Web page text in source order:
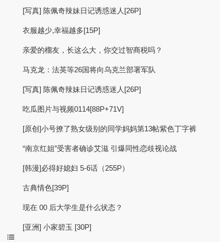
[写真] 陈佩奇辣妹日记诱惑迷人[26P]
衣服越少,幸福越多[15P]
亲爱的榴友，长这么大，你交过智商税吗？
马克龙：法英等26国将向乌克兰部署军队
[写真] 陈佩奇辣妹日记诱惑迷人[26P]
吃瓜图片与视频0114[88P+71V]
[原创]小号撩了熟女级别的同学妈妈第13帖紫色丁字裤
“南京红姐”受害者确诊艾滋 引爆同性恋歧视论战
[韩漫]必得好媳妇 5-6话（255P）
古典情色[39P]
现在 00 后大学生是什么状态？
[亚洲] 小家碧玉 [30P]